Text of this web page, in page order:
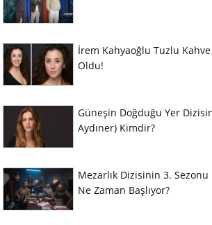
İrem Kahyaoğlu Tuzlu
Oldu!
Güneşin Doğduğu Yer
Aydıner) Kimdir?
Mezarlık Dizisinin 3.
Ne Zaman Başlıyor?